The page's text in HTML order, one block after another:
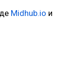
Midhub.io и